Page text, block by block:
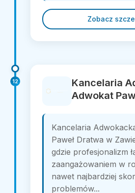
Zobacz
12
Kancelaria
Adwokat
Kancelaria
Paweł Dratwa w
gdzie profesjonalizm
zaangażowaniem w
nawet najbardziej
problemów...